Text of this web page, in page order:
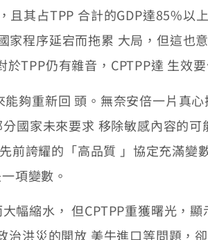
其占TPP 合計的GDP達85%以
程序延宕而拖累 大局，但這也
TPP仍有雜音，CPTPP達 生效
重新回 頭。無奈安倍一片真
國家未來要求 移除敏感內容的
前誇耀的「高品質 」協定充滿變
項變數。
縮水， 但CPTPP重獲曙光，顯
洪災的開放 美牛進口等問題，